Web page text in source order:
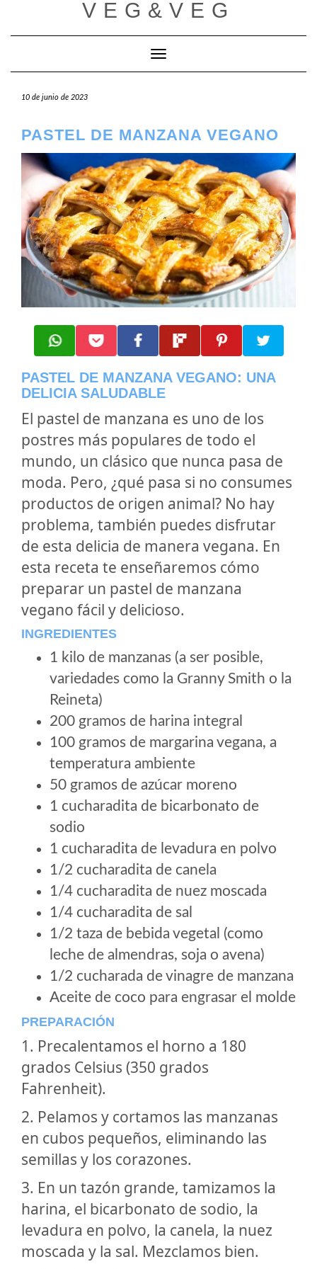
contenido
VEG&VEG
Cambiar modo de navegación
10 de junio de 2023
PASTEL DE MANZANA VEGANO
PASTEL DE MANZANA VEGANO: UNA
DELICIA SALUDABLE
El pastel de manzana es uno de los
postres más populares de todo el
mundo, un clásico que nunca pasa de
moda. Pero, ¿qué pasa si no consumes
productos de origen animal? No hay
problema, también puedes disfrutar
de esta delicia de manera vegana. En
esta receta te enseñaremos cómo
preparar un pastel de manzana
vegano fácil y delicioso.
INGREDIENTES
1 kilo de manzanas (a ser posible,
variedades como la Granny Smith o la
Reineta)
200 gramos de harina integral
100 gramos de margarina vegana, a
temperatura ambiente
50 gramos de azúcar moreno
1 cucharadita de bicarbonato de
sodio
1 cucharadita de levadura en polvo
1/2 cucharadita de canela
1/4 cucharadita de nuez moscada
1/4 cucharadita de sal
1/2 taza de bebida vegetal (como
leche de almendras, soja o avena)
1/2 cucharada de vinagre de manzana
Aceite de coco para engrasar el molde
PREPARACIÓN
1. Precalentamos el horno a 180
grados Celsius (350 grados
Fahrenheit).
2. Pelamos y cortamos las manzanas
en cubos pequeños, eliminando las
semillas y los corazones.
3. En un tazón grande, tamizamos la
harina, el bicarbonato de sodio, la
levadura en polvo, la canela, la nuez
moscada y la sal. Mezclamos bien.